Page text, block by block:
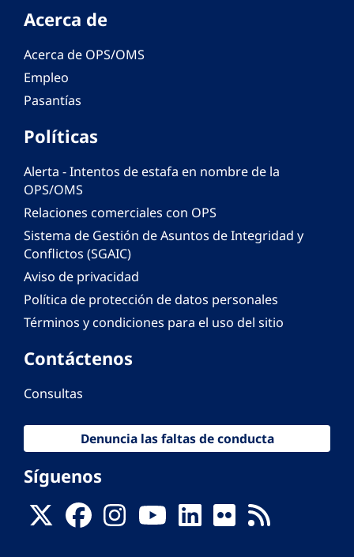
Acerca de
Acerca de OPS/OMS
Empleo
Pasantías
Políticas
Alerta - Intentos de estafa en nombre de la
OPS/OMS
Relaciones comerciales con OPS
Sistema de Gestión de Asuntos de Integridad y
Conflictos (SGAIC)
Aviso de privacidad
Política de protección de datos personales
Términos y condiciones para el uso del sitio
Contáctenos
Consultas
Denuncia las faltas de conducta
Síguenos